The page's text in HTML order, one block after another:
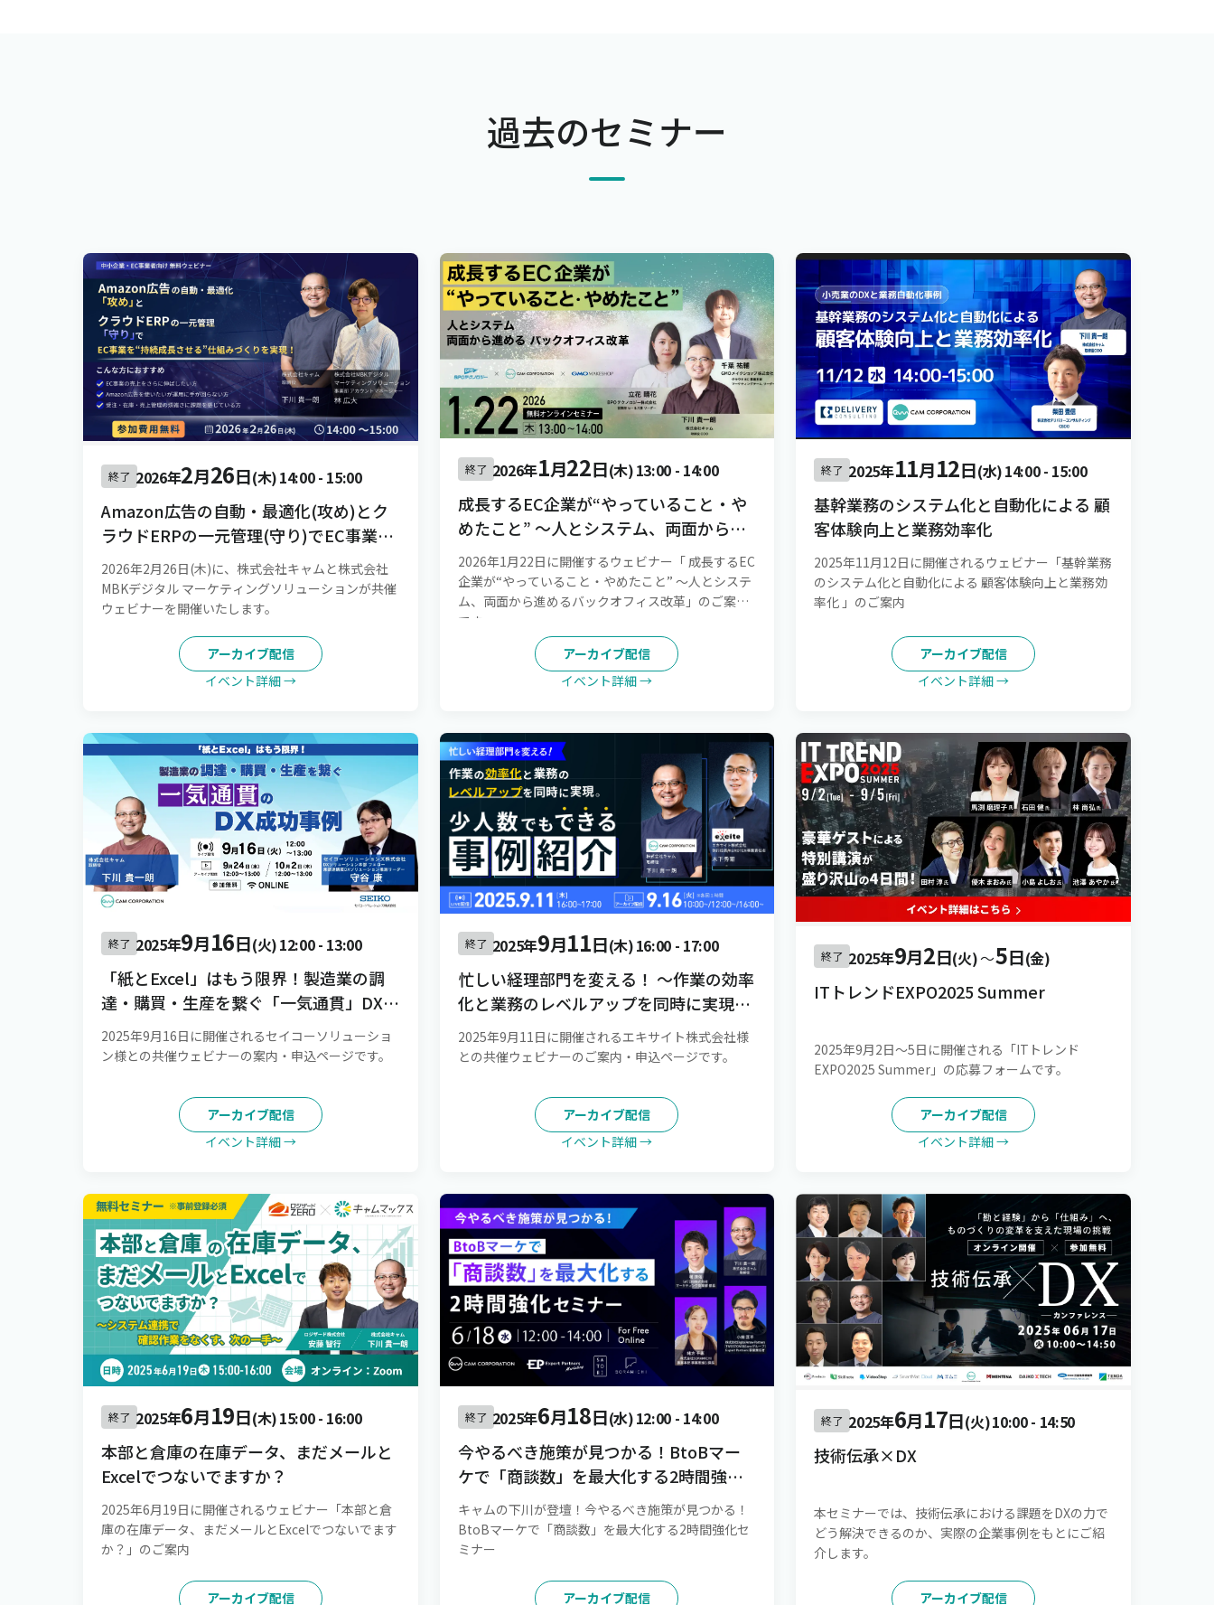
過去のセミナー
終了 2026年2月26日(木)14:00- 15:00
Amazon広告の自動・最適化(攻め)とク
ラウドERPの一元管理(守り)でEC事業
を“持続成長させる”仕組みづくりを実
現！[録画配信]
2026年2月26日(木)に、株式会社キャムと株式会社
MBKデジタル マーケティングソリューションが共催
ウェビナーを開催いたします。
アーカイブ配信
イベント詳細 →
終了 2026年1月22日(木)13:00- 14:00
成長するEC企業が“やっていること・や
めたこと” 〜人とシステム、両面から進
めるバックオフィス改革
2026年1月22日に開催するウェビナー「 成長するEC
企業が“やっていること・やめたこと” 〜人とシステ
ム、両面から進めるバックオフィス改革」のご案内
です。
アーカイブ配信
イベント詳細 →
終了 2025年11月12日(水)14:00- 15:00
基幹業務のシステム化と自動化による 顧
客体験向上と業務効率化
2025年11月12日に開催されるウェビナー「基幹業務
のシステム化と自動化による 顧客体験向上と業務効
率化 」のご案内
アーカイブ配信
イベント詳細 →
終了 2025年9月16日(火)12:00- 13:00
「紙とExcel」はもう限界！製造業の調
達・購買・生産を繋ぐ「一気通貫」DX成
功事例
2025年9月16日に開催されるセイコーソリューショ
ン様との共催ウェビナーの案内・申込ページです。
アーカイブ配信
イベント詳細 →
終了 2025年9月11日(木)16:00- 17:00
忙しい経理部門を変える！ 〜作業の効率
化と業務のレベルアップを同時に実現。
少人数でもできる事例紹介〜
2025年9月11日に開催されるエキサイト株式会社様
との共催ウェビナーのご案内・申込ページです。
アーカイブ配信
イベント詳細 →
終了 2025年9月2日(火)〜5日(金)
ITトレンドEXPO2025 Summer
2025年9月2日～5日に開催される「ITトレンド
EXPO2025 Summer」の応募フォームです。
アーカイブ配信
イベント詳細 →
終了 2025年6月19日(木)15:00- 16:00
本部と倉庫の在庫データ、まだメールと
Excelでつないでますか？
2025年6月19日に開催されるウェビナー「本部と倉
庫の在庫データ、まだメールとExcelでつないでます
か？」のご案内
アーカイブ配信
終了 2025年6月18日(水)12:00- 14:00
今やるべき施策が見つかる！BtoBマー
ケで「商談数」を最大化する2時間強化
セミナー
キャムの下川が登壇！今やるべき施策が見つかる！
BtoBマーケで「商談数」を最大化する2時間強化セ
ミナー
アーカイブ配信
終了 2025年6月17日(火)10:00- 14:50
技術伝承×DX
本セミナーでは、技術伝承における課題をDXの力で
どう解決できるのか、実際の企業事例をもとにご紹
介します。
アーカイブ配信